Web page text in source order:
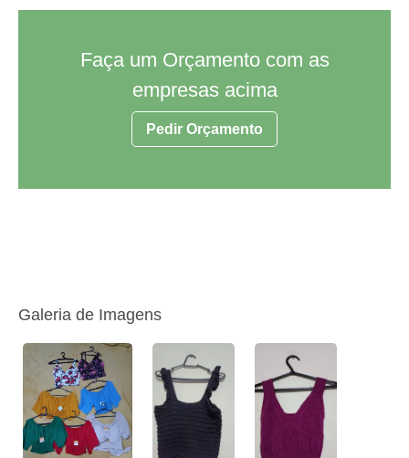
Faça um Orçamento com as
empresas acima
Pedir Orçamento
Galeria de Imagens